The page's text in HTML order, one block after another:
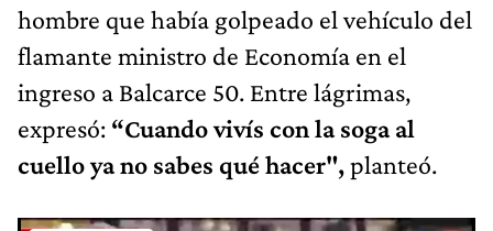
hombre que había golpeado el vehículo del
flamante ministro de Economía en el
ingreso a Balcarce 50. Entre lágrimas,
expresó: “Cuando vivís con la soga al
cuello ya no sabes qué hacer",planteó.